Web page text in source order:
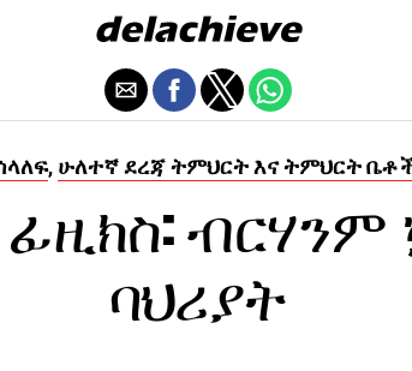
, ሁለተኛ ደረጃ ትምህርት እና ትምህርት
ባህሪያት